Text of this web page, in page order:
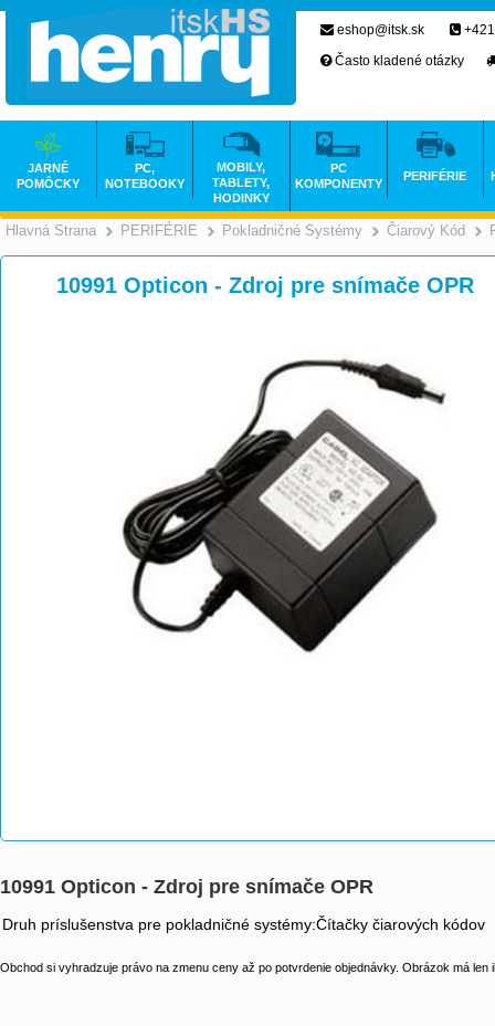
Hlavná Strana >
PERIFÉRIE >
Pokladničné Systémy Čiarový Kód
10991 Opticon - Zdroj pre snímače OPR
10991 Opticon - Zdroj pre snímače OPR
Druh príslušenstva pre pokladničné systémy:Čítačky čiarových kódov
Obchod si vyhradzuje právo na zmenu ceny až po potvrdenie objednávky. Obrázok má len
eshop@itsk.sk
Často kladené otázky
JARNÉ
POMÔCKY
PC,
NOTEBOOKY
MOBILY,
TABLETY,
HODINKY
PC
KOMPONENTY
PERIFÉRIE